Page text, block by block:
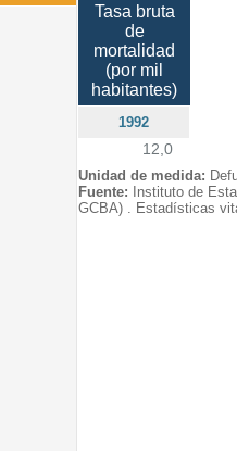
Tasa bruta
de
mortalidad
(por mil
habitantes)
1992
12,0
Unidad de medida:
Fuente: Instituto de
GCBA) . Estadísticas